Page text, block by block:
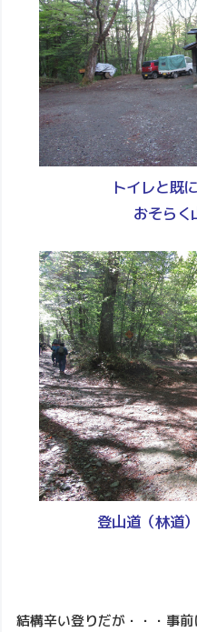
トイレと既
おそらく
登山道（林道
結構辛い登りだが・・・事